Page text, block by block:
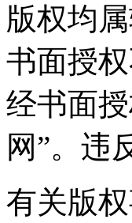
版权均
书面授
经书面
网”。违
有关版